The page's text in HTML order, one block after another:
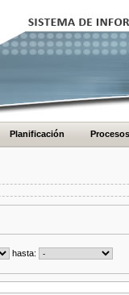
Planificación Procesos
hasta: